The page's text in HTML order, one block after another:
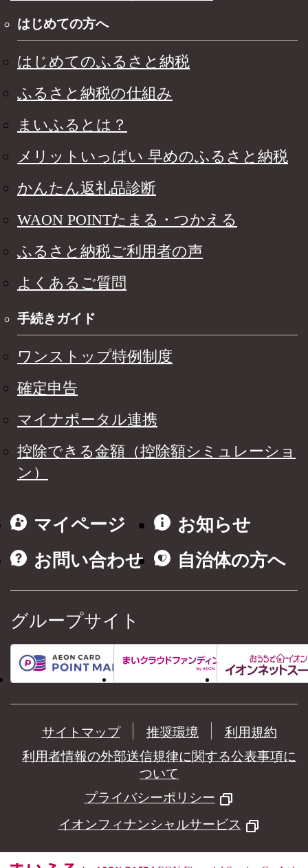
はじめての方へ
はじめてのふるさと納税
ふるさと納税の仕組み
まいふるとは？
メリットいっぱい 早めのふるさと納税
かんたん返礼品診断
WAON POINTたまる・つかえる
ふるさと納税ご利用者の声
よくあるご質問
手続きガイド
ワンストップ特例制度
確定申告
マイナポータル連携
控除できる金額（控除額シミュレーショ
ン）
マイページ
お知らせ
お問い合わせ
自治体の方へ
グループサイト
サイトマップ 推奨環境
利用規約
利用者情報の外部送信規律に関する公表事項に
ついて
プライバシーポリシー
イオンフィナンシャルサービス